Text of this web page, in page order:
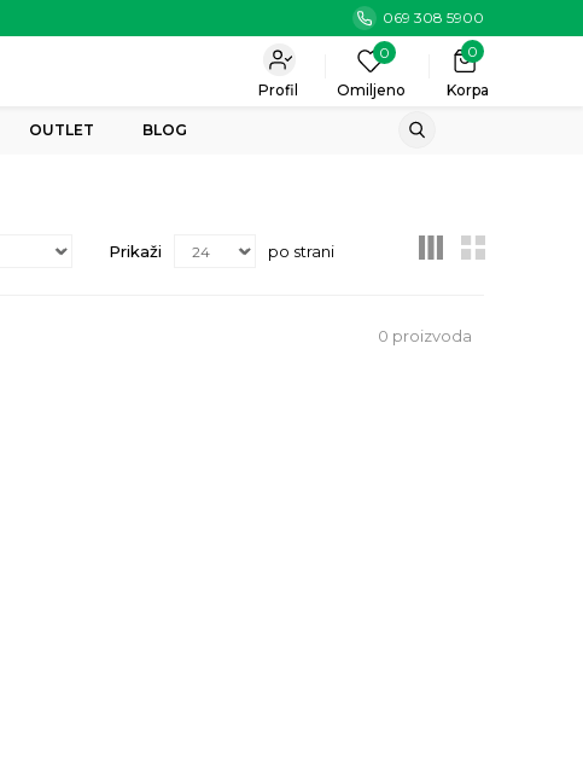
069 308 5900
Korpa
0
0
Omiljeno
Profil
OUTLET BLOG
Prikaži po strani
0 proizvoda